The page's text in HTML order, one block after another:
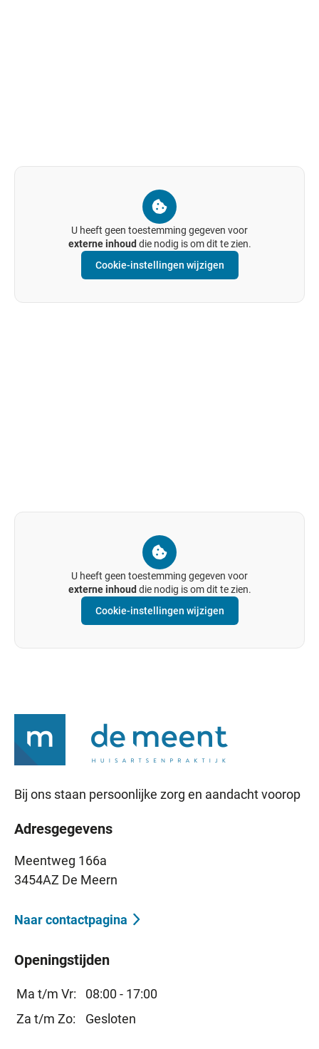
U heeft geen toestemming gegeven voor
externe inhoud die nodig is om dit te zien.
Cookie-instellingen wijzigen
U heeft geen toestemming gegeven voor
externe inhoud die nodig is om dit te zien.
Cookie-instellingen wijzigen
Bij ons staan persoonlijke zorg en aandacht voorop
Adresgegevens
Meentweg 166a
3454AZ De Meern
Naar contactpagina
Openingstijden
Ma t/m Vr:
08:00 - 17:00
Za t/m Zo:
Gesloten